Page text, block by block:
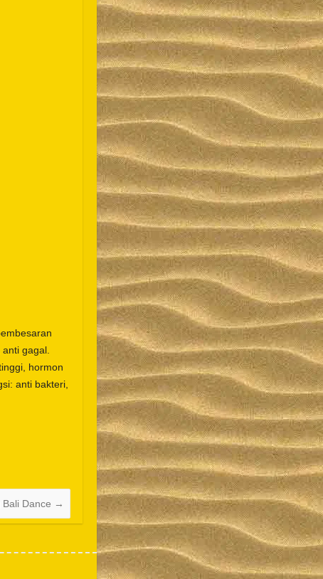
gagal.
hormon
anti bakteri,
Dance →
繁體中文
Français
Deutsch
हिन्दी
Bahasa Indonesia
Italiano
日本語
한국어
Português do Brasil
Español